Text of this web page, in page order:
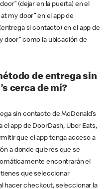
(dejar en la puerta) en el
my door” en el app de
si contacto) en el app de
door” como la ubicación de
de entrega sin
cerca de mí?
sin contacto de McDonald’s
app de DoorDash, Uber Eats,
que el app tenga acceso a
a donde quieres que se
encontrarán el
tienes que seleccionar
hacer checkout, seleccionar la